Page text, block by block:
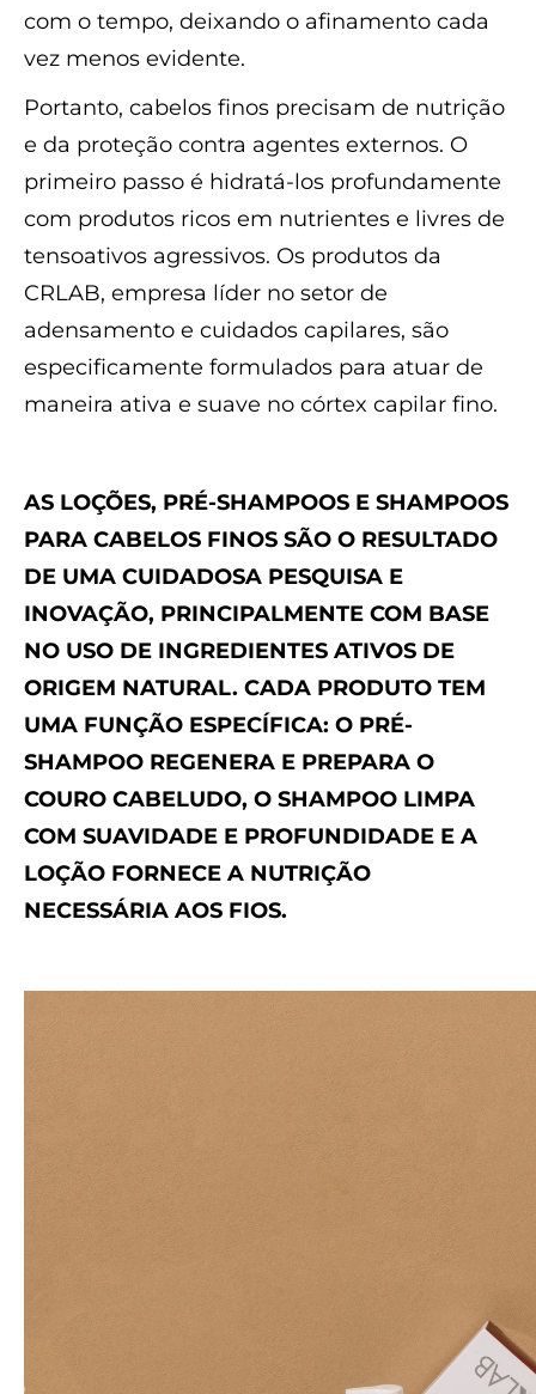
com o tempo, deixando o afinamento cada
vez menos evidente.
Portanto, cabelos finos precisam de nutrição
e da proteção contra agentes externos. O
primeiro passo é hidratá-los profundamente
com produtos ricos em nutrientes e livres de
tensoativos agressivos. Os produtos da
CRLAB, empresa líder no setor de
adensamento e cuidados capilares, são
especificamente formulados para atuar de
maneira ativa e suave no córtex capilar fino.
AS LOÇÕES, PRÉ-SHAMPOOS E SHAMPOOS
PARA CABELOS FINOS SÃO O RESULTADO
DE UMA CUIDADOSA PESQUISA E
INOVAÇÃO, PRINCIPALMENTE COM BASE
NO USO DE INGREDIENTES ATIVOS DE
ORIGEM NATURAL. CADA PRODUTO TEM
UMA FUNÇÃO ESPECÍFICA: O PRÉ-
SHAMPOO REGENERA E PREPARA O
COURO CABELUDO, O SHAMPOO LIMPA
COM SUAVIDADE E PROFUNDIDADE E A
LOÇÃO FORNECE A NUTRIÇÃO
NECESSÁRIA AOS FIOS.